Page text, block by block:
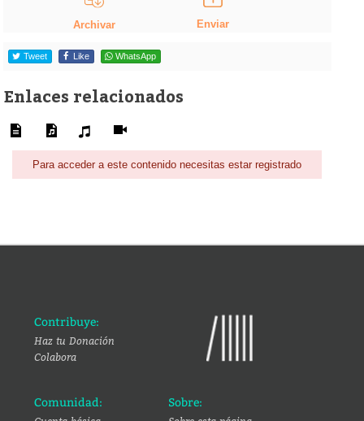
Archivar Enviar
Tweet Like WhatsApp
Enlaces relacionados
Para acceder a este contenido necesitas estar registrado
Contribuye:
Haz tu Donación
Colabora
Comunidad: Sobre: